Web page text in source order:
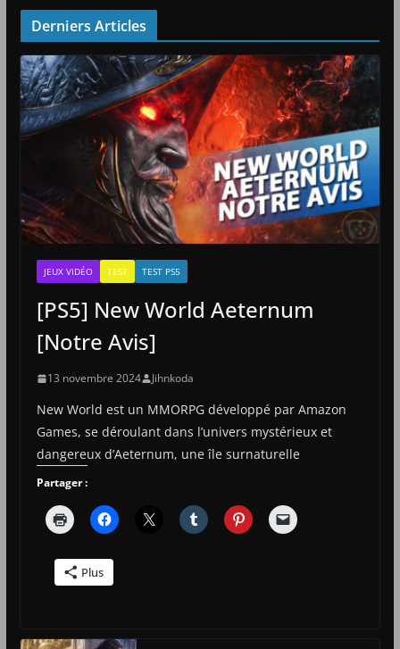
Derniers Articles
JEUX VIDÉO TEST TEST PS5
[PS5] New World Aeternum
[Notre Avis]
13 novembre 2024 Jihnkoda
New World est un MMORPG développé par Amazon
Games, se déroulant dans l’univers mystérieux et
dangereux d’Aeternum, une île surnaturelle
Partager :
Plus